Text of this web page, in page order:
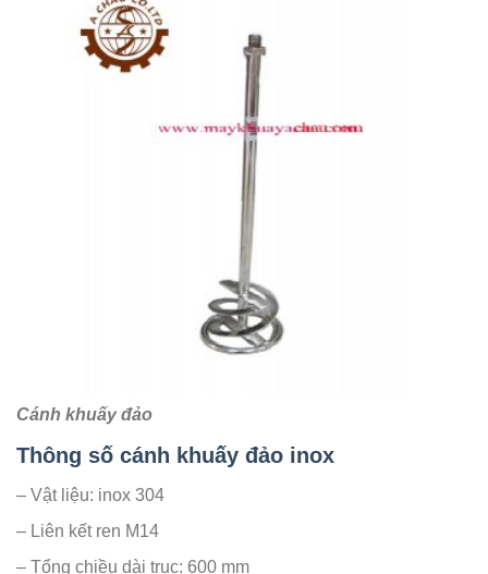
Cánh khuấy đảo
Thông số cánh khuấy đảo inox
– Vật liệu: inox 304
– Liên kết ren M14
– Tổng chiều dài trục: 600 mm